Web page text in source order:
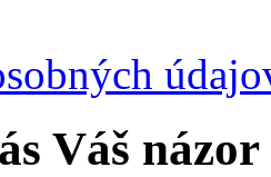
Váš názor